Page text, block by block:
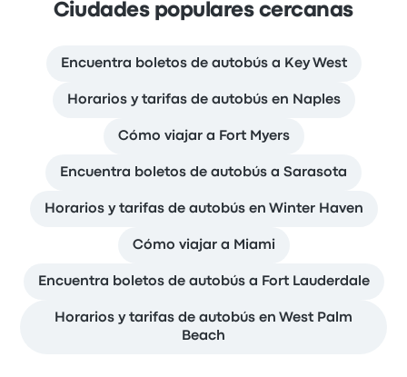
Ciudades populares cercanas
Encuentra boletos de autobús a Key West
Horarios y tarifas de autobús en Naples
Cómo viajar a Fort Myers
Encuentra boletos de autobús a Sarasota
Horarios y tarifas de autobús en Winter Haven
Cómo viajar a Miami
Encuentra boletos de autobús a Fort Lauderdale
Horarios y tarifas de autobús en West Palm
Beach